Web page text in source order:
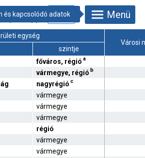
Menü
egység
Városi
szintje
főváros, régió a
vármegye, régió b
nagyrégió c
vármegye
vármegye
vármegye
régió
vármegye
vármegye